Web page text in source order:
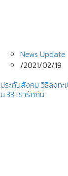
News Update
/2021/02/19
ประกันสังคม วิธีลงทะ
ม.33 เรารักกัน